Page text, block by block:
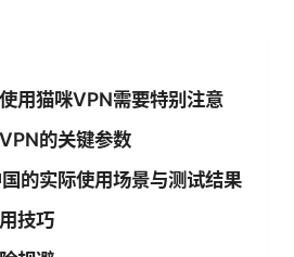
用猫咪VPN需要特别注意
的关键参数
的实际使用场景与测试结果
技巧